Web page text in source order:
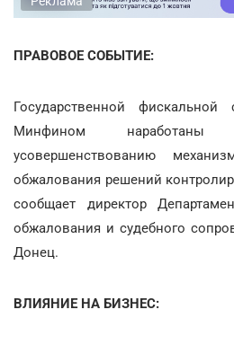
ПРАВОВОЕ СОБЫТИЕ:
Государственной
Минфином наработаны
усовершенствованию
обжалования решений
сообщает директор
обжалования и судебного
Донец.
ВЛИЯНИЕ НА БИЗНЕС: